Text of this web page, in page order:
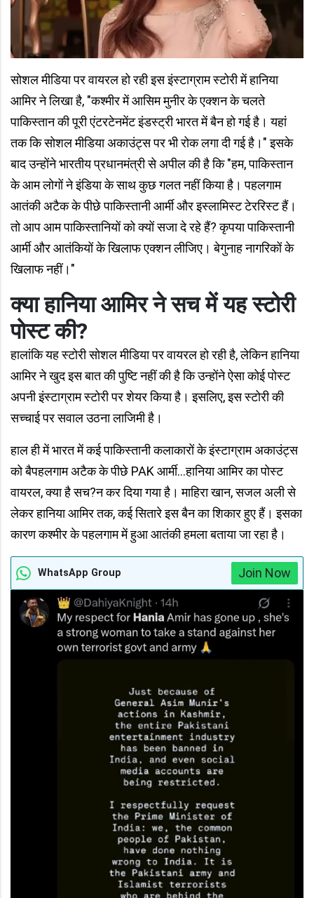
सोशल मीडिया पर वायरल हो रही इस इंस्टाग्राम स्टोरी में हानिया
आमिर ने लिखा है, "कश्मीर में आसिम मुनीर के एक्शन के चलते
पाकिस्तान की पूरी एंटरटेनमेंट इंडस्ट्री भारत में बैन हो गई है। यहां
तक कि सोशल मीडिया अकाउंट्स पर भी रोक लगा दी गई है।" इसके
बाद उन्होंने भारतीय प्रधानमंत्री से अपील की है कि "हम, पाकिस्तान
के आम लोगों ने इंडिया के साथ कुछ गलत नहीं किया है। पहलगाम
आतंकी अटैक के पीछे पाकिस्तानी आर्मी और इस्लामिस्ट टेररिस्ट हैं।
तो आप आम पाकिस्तानियों को क्यों सजा दे रहे हैं? कृपया पाकिस्तानी
आर्मी और आतंकियों के खिलाफ एक्शन लीजिए। बेगुनाह नागरिकों के
खिलाफ नहीं।"​
क्या हानिया आमिर ने सच में यह स्टोरी
पोस्ट की?
हालांकि यह स्टोरी सोशल मीडिया पर वायरल हो रही है, लेकिन हानिया
आमिर ने खुद इस बात की पुष्टि नहीं की है कि उन्होंने ऐसा कोई पोस्ट
अपनी इंस्टाग्राम स्टोरी पर शेयर किया है। इसलिए, इस स्टोरी की
सच्चाई पर सवाल उठना लाजिमी है।​
हाल ही में भारत में कई पाकिस्तानी कलाकारों के इंस्टाग्राम अकाउंट्स
को बैपहलगाम अटैक के पीछे PAK आर्मी…हानिया आमिर का पोस्ट
वायरल, क्या है सच?न कर दिया गया है। माहिरा खान, सजल अली से
लेकर हानिया आमिर तक, कई सितारे इस बैन का शिकार हुए हैं। इसका
कारण कश्मीर के पहलगाम में हुआ आतंकी हमला बताया जा रहा है।​
WhatsApp Group Join Now